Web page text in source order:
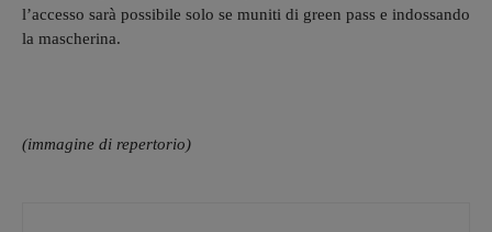
l’accesso sarà possibile solo se muniti di green pass e indossando
la mascherina.
(immagine di repertorio)